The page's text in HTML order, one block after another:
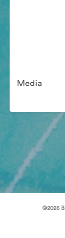
Media
©2026